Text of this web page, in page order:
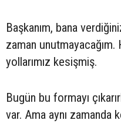
Başkanım, bana
zaman unutmayacağım.
yollarımız kesişmiş.
Bugün bu formayı
var. Ama aynı zamanda